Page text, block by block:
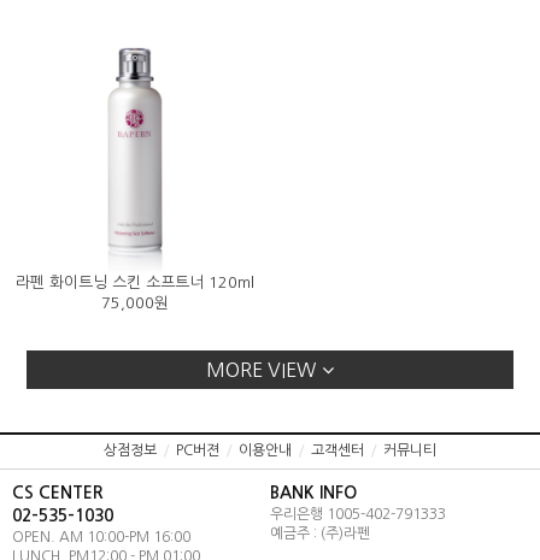
라펜 화이트닝 스킨 소프트너 120ml
75,000원
MORE VIEW
상점정보 / PC버젼 / 이용안내 / 고객센터 / 커뮤니티
CS CENTER
02-535-1030
OPEN. AM 10:00-PM 16:00
LUNCH. PM12:00 - PM 01:00
BANK INFO
우리은행 1005-402-791333
예금주 : (주)라펜